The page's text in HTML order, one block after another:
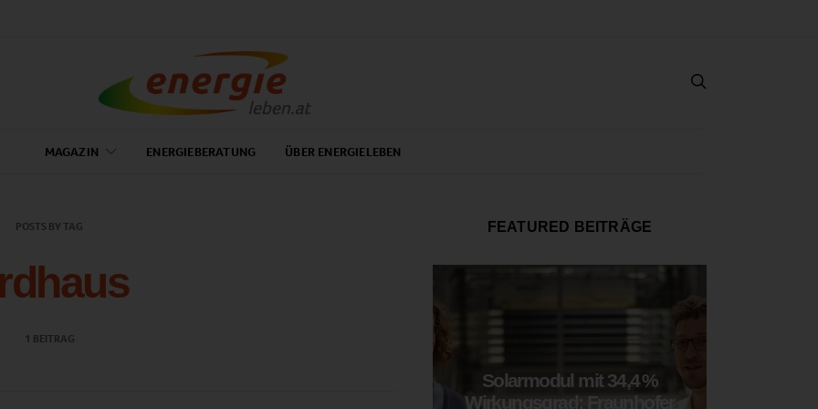
MAGAZIN ENERGIEBERATUNG ÜBER ENERGIELEBEN
POSTS BY TAG
1 BEITRAG
FEATURED BEITRÄGE
Solarmodul mit 34,4 %
Wirkungsgrad: Fraunhofer